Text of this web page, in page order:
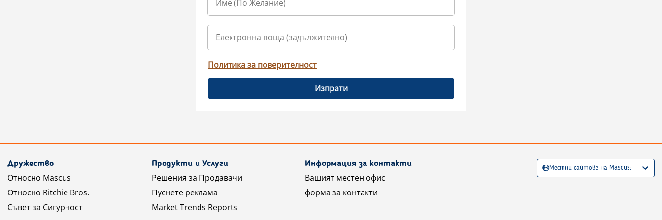
Политика за поверителност
Изпрати
Дружество
Относно Mascus
Относно Ritchie Bros.
Съвет за Сигурност
Продукти и Услуги
Решения за Продавачи
Пуснете реклама
Market Trends Reports
Информация за контакти
Вашият местен офис
форма за контакти
Местни сайтове на Mascus: